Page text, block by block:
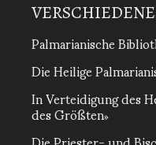
Palmarianische
Die Heilige
In Verteidigung des
des Größten